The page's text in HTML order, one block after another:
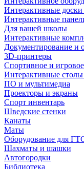
Интерактивные
Интерактивные
Для вашей школы
Интерактивные
Документирование и
3D-принтеры
Спортивное и
Интерактивные
ПО и мультимедиа
Проекторы и экраны
Спорт инвентарь
Шведские стенки
Канаты
Маты
Оборудование для
Шахматы и шашки
Автогородки
Библиотека